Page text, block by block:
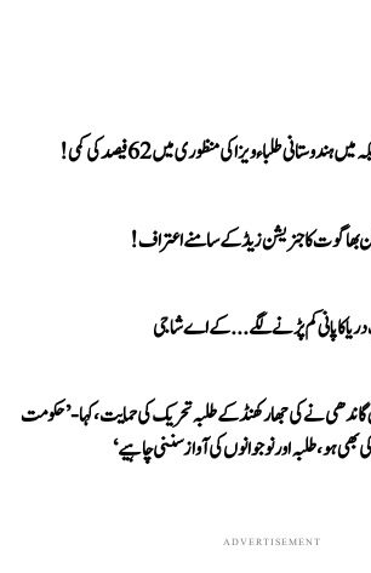
ہندوستانی طلباء ویزا کی منظوری میں 62 فیصد کی کمی!
بھاگوت کا جنریشن زیڈ کے سامنے اعتراف!
کا پانی کم پڑنے لگے...کے اے شاجی
نے کی جھارکھنڈ کے طلبہ تحریک کی حمایت، کہا- ’حکومت
بھی ہو، طلبہ اور نوجوانوں کی آواز سننی چاہیے‘
ADVERTISEMENT